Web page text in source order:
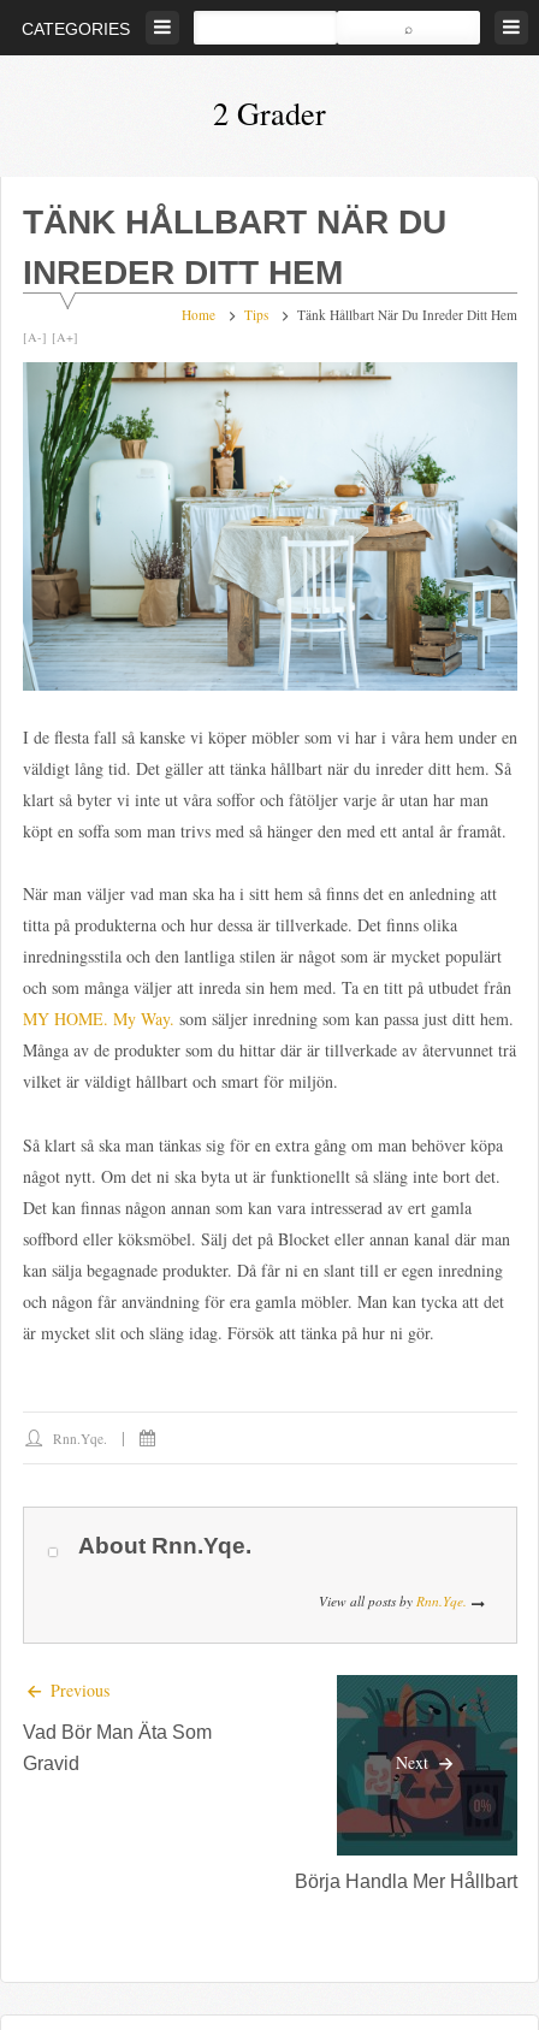
CATEGORIES
2 Grader
biologiska
TÄNK HÅLLBART NÄR DU
INREDER DITT HEM
Home Tips Tänk Hållbart När Du Inreder Ditt Hem
[A-] [A+]
I de flesta fall så kanske vi köper möbler som vi har i våra hem under en
väldigt lång tid. Det gäller att tänka hållbart när du inreder ditt hem. Så
klart så byter vi inte ut våra soffor och fåtöljer varje år utan har man
köpt en soffa som man trivs med så hänger den med ett antal år framåt.
När man väljer vad man ska ha i sitt hem så finns det en anledning att
titta på produkterna och hur dessa är tillverkade. Det finns olika
inredningsstila och den lantliga stilen är något som är mycket populärt
och som många väljer att inreda sin hem med. Ta en titt på utbudet från
MY HOME. My Way. som säljer inredning som kan passa just ditt hem.
Många av de produkter som du hittar där är tillverkade av återvunnet trä
vilket är väldigt hållbart och smart för miljön.
Så klart så ska man tänkas sig för en extra gång om man behöver köpa
något nytt. Om det ni ska byta ut är funktionellt så släng inte bort det.
Det kan finnas någon annan som kan vara intresserad av ert gamla
soffbord eller köksmöbel. Sälj det på Blocket eller annan kanal där man
kan sälja begagnade produkter. Då får ni en slant till er egen inredning
och någon får användning för era gamla möbler. Man kan tycka att det
är mycket slit och släng idag. Försök att tänka på hur ni gör.
Rnn.yqe.
About Rnn.yqe.
View all posts by Rnn.yqe.
Previous
Vad Bör Man Äta Som
Gravid
Next
Börja Handla Mer Hållbart